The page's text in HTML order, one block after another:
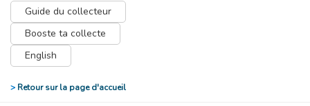
Guide du collecteur
Booste ta collecte
English
> Retour sur la page d'accueil